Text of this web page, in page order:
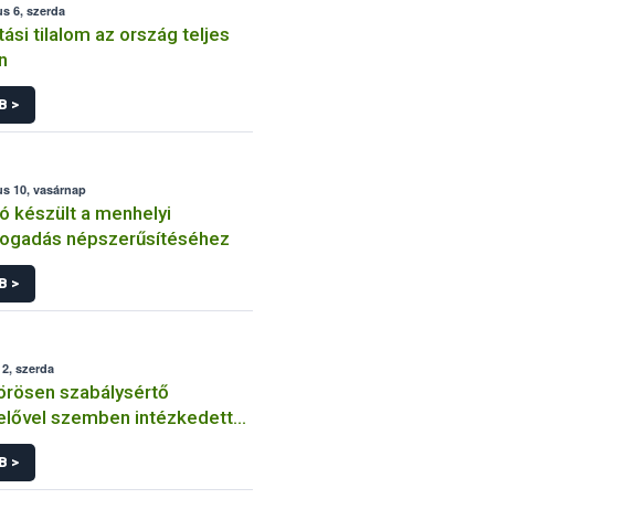
6, szerda
tilalom az ország teljes
>
10, vasárnap
készült a menhelyi
népszerűsítéséhez
>
szerda
szabálysértő
szemben intézkedett
>